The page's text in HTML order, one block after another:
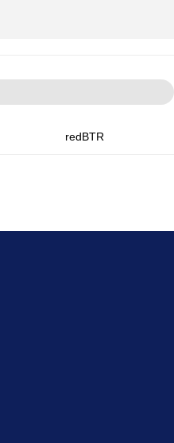
redBTR